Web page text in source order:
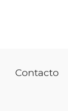
Contacto